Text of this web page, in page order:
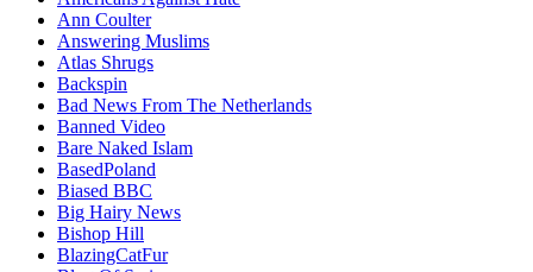
Ann Coulter
Answering Muslims
Atlas Shrugs
Backspin
Bad News From The Netherlands
Banned Video
Bare Naked Islam
BasedPoland
Biased BBC
Big Hairy News
Bishop Hill
BlazingCatFur